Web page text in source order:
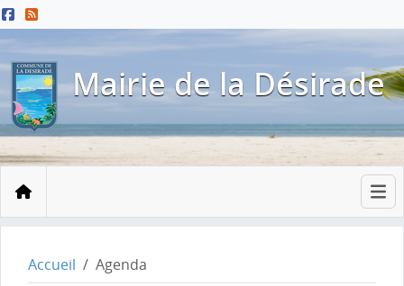
Menu principal
Contenu principal
Pied de page
Mairie de la Désirade
Accueil
Accueil Agenda